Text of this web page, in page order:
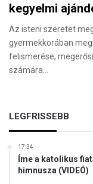
kegyelmi
Az isteni szeretet
gyermekkorában
felismerése,
számára…
LEGFRISSEBB
17:34
Íme a katolikus
himnusza (VIDEÓ)